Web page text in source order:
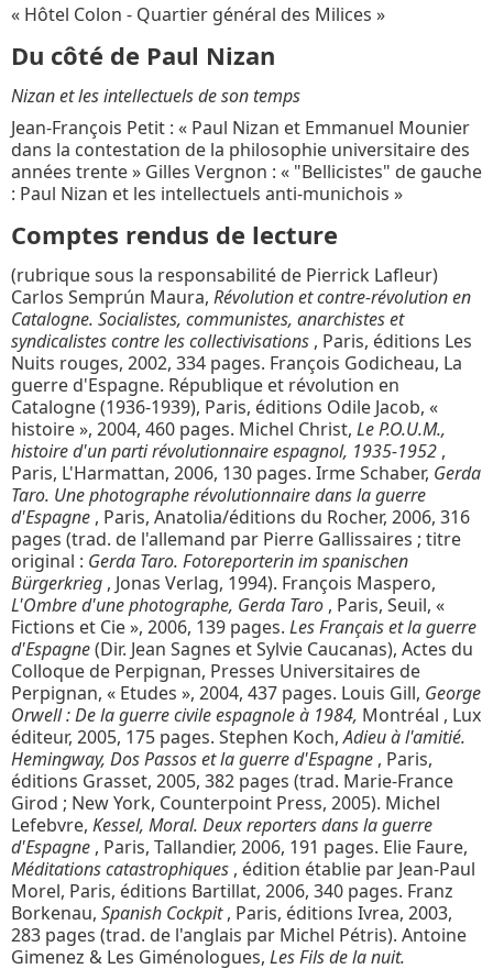
« Hôtel Colon - Quartier général des Milices »
Du côté de Paul Nizan
Nizan et les intellectuels de son temps
Jean-François Petit : « Paul Nizan et Emmanuel Mounier
dans la contestation de la philosophie universitaire des
années trente » Gilles Vergnon : « "Bellicistes" de gauche
: Paul Nizan et les intellectuels anti-munichois »
Comptes rendus de lecture
(rubrique sous la responsabilité de Pierrick Lafleur)
Carlos Semprún Maura, Révolution et contre-révolution en
Catalogne. Socialistes, communistes, anarchistes et
syndicalistes contre les collectivisations , Paris, éditions Les
Nuits rouges, 2002, 334 pages. François Godicheau, La
guerre d'Espagne. République et révolution en
Catalogne (1936-1939), Paris, éditions Odile Jacob, «
histoire », 2004, 460 pages. Michel Christ, Le P.O.U.M.,
histoire d'un parti révolutionnaire espagnol, 1935-1952 ,
Paris, L'Harmattan, 2006, 130 pages. Irme Schaber, Gerda
Taro. Une photographe révolutionnaire dans la guerre
d'Espagne , Paris, Anatolia/éditions du Rocher, 2006, 316
pages (trad. de l'allemand par Pierre Gallissaires ; titre
original : Gerda Taro. Fotoreporterin im spanischen
Bürgerkrieg , Jonas Verlag, 1994). François Maspero,
L'Ombre d'une photographe, Gerda Taro , Paris, Seuil, «
Fictions et Cie », 2006, 139 pages. Les Français et la guerre
d'Espagne(Dir. Jean Sagnes et Sylvie Caucanas), Actes du
Colloque de Perpignan, Presses Universitaires de
Perpignan, « Etudes », 2004, 437 pages. Louis Gill, George
Orwell : De la guerre civile espagnole à 1984, Montréal , Lux
éditeur, 2005, 175 pages. Stephen Koch,Adieu à l'amitié.
Hemingway, Dos Passos et la guerre d'Espagne , Paris,
éditions Grasset, 2005, 382 pages (trad. Marie-France
Girod ; New York, Counterpoint Press, 2005). Michel
Lefebvre, Kessel, Moral. Deux reporters dans la guerre
d'Espagne , Paris, Tallandier, 2006, 191 pages. Elie Faure,
Méditations catastrophiques , édition établie par Jean-Paul
Morel, Paris, éditions Bartillat, 2006, 340 pages. Franz
Borkenau, Spanish Cockpit, Paris, éditions Ivrea, 2003,
283 pages (trad. de l'anglais par Michel Pétris). Antoine
Gimenez & Les Giménologues, Les Fils de la nuit.